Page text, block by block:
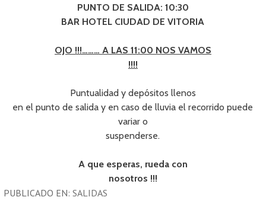
PUNTO DE SALIDA: 10:30
BAR HOTEL CIUDAD DE VITORIA
OJO !!!……… A LAS 11:00 NOS VAMOS
!!!!
Puntualidad y depósitos llenos
en el punto de salida y en caso de lluvia el recorrido puede
variar o
suspenderse.
A que esperas, rueda con
nosotros !!!
PUBLICADO EN:SALIDAS